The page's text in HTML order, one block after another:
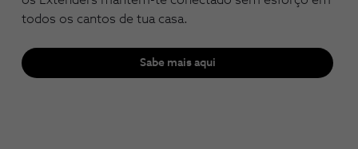
todos os cantos de tua casa.
Sabe mais aqui